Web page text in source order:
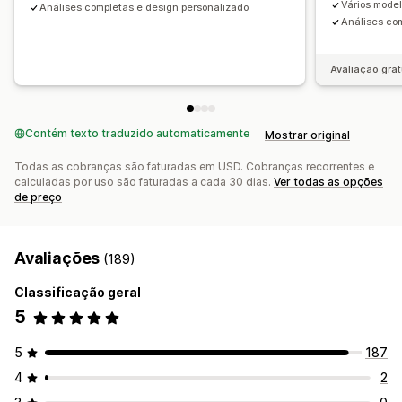
Análises completas e design personalizado
Vários
Análises
Avaliação
Contém texto traduzido automaticamente Mostrar original
Todas as cobranças são faturadas em USD. Cobranças recorrentes e
calculadas por uso são faturadas a cada 30 dias. Ver todas as opções
de preço
Avaliações (189)
Classificação geral
5
5
187
4
2